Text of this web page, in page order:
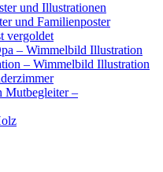
und Illustrationen
und Familienposter
vergoldet
– Wimmelbild Illustration
– Wimmelbild Illustration
Mutbegleiter –